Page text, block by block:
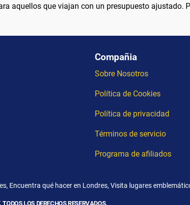
aquellos que viajan con un presupuesto ajustado.
Compañia
Sobre Nosotros
Política de Cookies
Política de privacidad
Términos de servicio
Programa de afiliados
Encuentra qué hacer en Londres, Visita lugares
LOS DERECHOS RESERVADOS.